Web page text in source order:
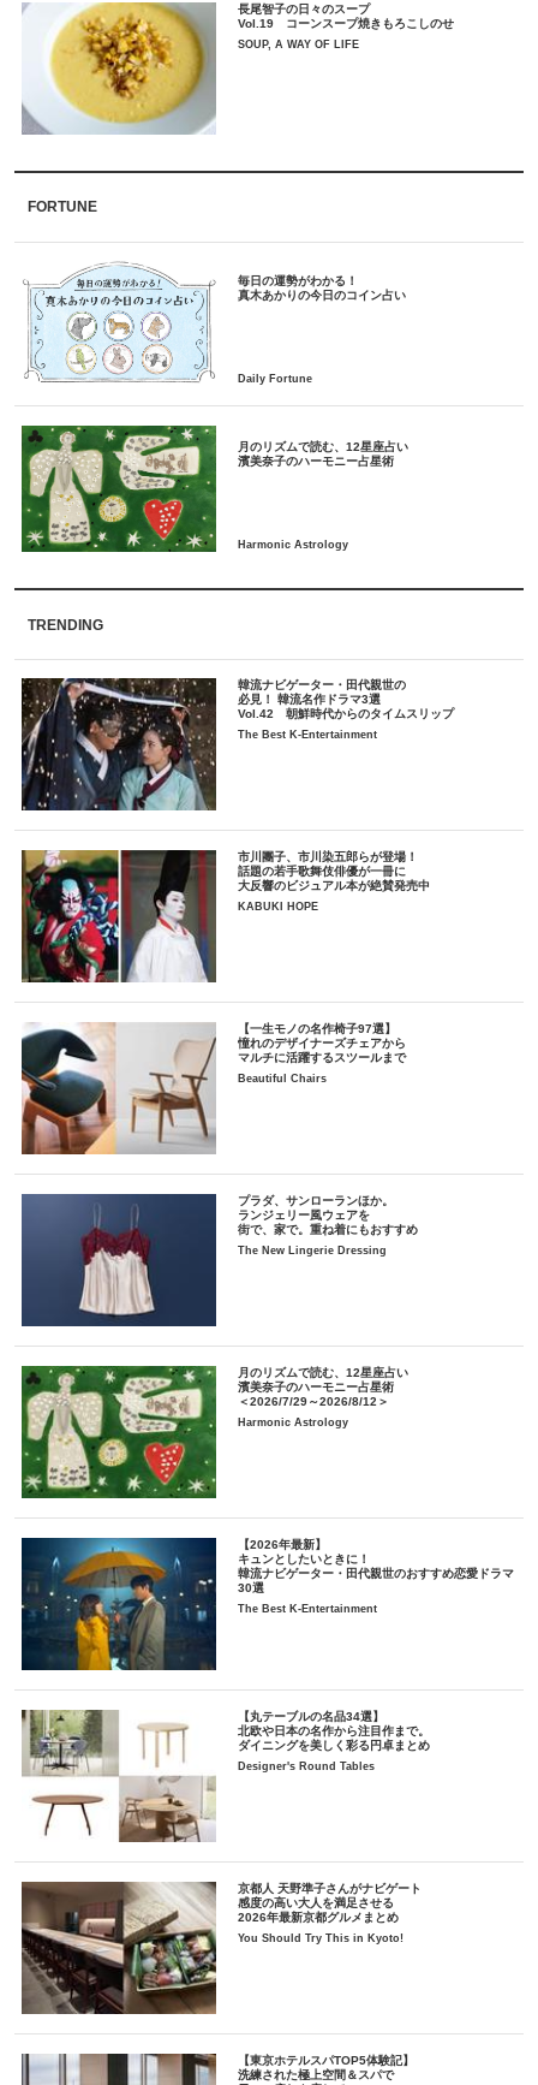
長尾智子の日々のスープ
Vol.19 コーンスープ焼きもろこしのせ
SOUP, A WAY OF LIFE
FORTUNE
毎日の運勢がわかる！
月のリズムで読む、12星座占い
TRENDING
韓流ナビゲーター・田代親世の
必見！ 韓流名作ドラマ3選
Vol.42 朝鮮時代からのタイムスリップ
The Best K-Entertainment
市川團子、市川染五郎らが登場！
話題の若手歌舞伎俳優が一冊に
大反響のビジュアル本が絶賛発売中
KABUKI HOPE
【一生モノの名作椅子97選】
憧れのデザイナーズチェアから
マルチに活躍するスツールまで
Beautiful Chairs
プラダ、サンローランほか。
ランジェリー風ウェアを
街で、家で。重ね着にもおすすめ
The New Lingerie Dressing
月のリズムで読む、12星座占い
濱美奈子のハーモニー占星術
＜2026/7/29～2026/8/12＞
Harmonic Astrology
【2026年最新】
キュンとしたいときに！
韓流ナビゲーター・田代親世のおすすめ恋愛ドラマ
30選
The Best K-Entertainment
【丸テーブルの名品34選】
北欧や日本の名作から注目作まで。
ダイニングを美しく彩る円卓まとめ
Designer's Round Tables
京都人 天野準子さんがナビゲート
感度の高い大人を満足させる
2026年最新京都グルメまとめ
You Should Try This in Kyoto!
【東京ホテルスパTOP5体験記】
洗練された極上空間＆スパで